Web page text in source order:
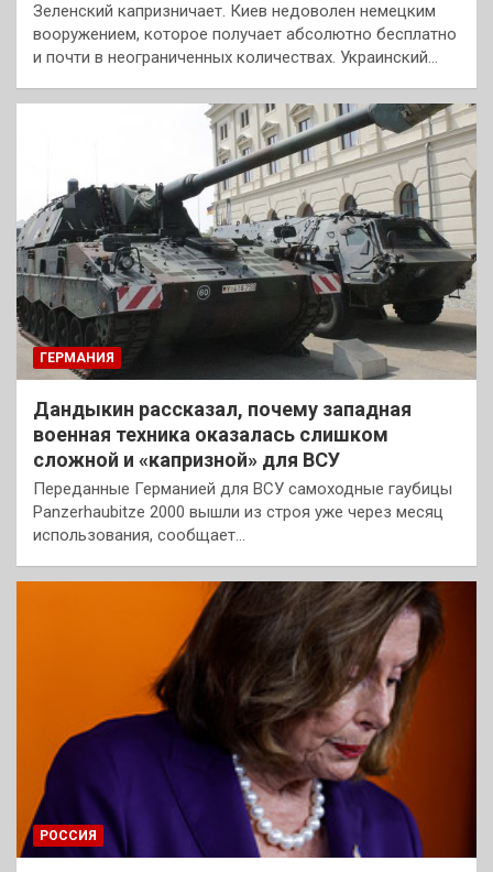
Зеленский капризничает. Киев недоволен немецким
вооружением, которое получает абсолютно бесплатно
и почти в неограниченных количествах. Украинский…
ГЕРМАНИЯ
Дандыкин рассказал, почему западная
военная техника оказалась слишком
сложной и «капризной» для ВСУ
Переданные Германией для ВСУ самоходные гаубицы
Panzerhaubitze 2000 вышли из строя уже через месяц
использования, сообщает…
РОССИЯ